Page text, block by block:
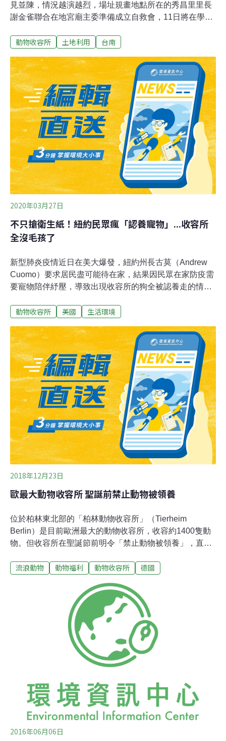
見並陳，情況越演越烈，場址規畫地點所在的秀昌里里長
謝金雀聯合在地宮廟主委準備成立自救會，11日將在學甲
葬完成後閒置迄今，台南市府計畫利用2公頃土地來設置
景、生態滯洪池、季節性植栽造景以及周圍的阻隔林帶，
再加上動物認養區、動保教育區、污水處理廠等設施，目
前仍然在先期的規畫階段。場址所在地秀昌里里長謝金雀
發出通知單，指出市府農業局設置收容所，卻在沒舉辦說
明會、未獲得里民同意情形下，就動用200萬元經費執行
規畫設計，且公墓地仍有祖先魂魄在，且蓋園區會影響周
邊養殖業及居民身心健康，因此將成立自救會，呼籲鄉親
站出來。
動物收容所 土地利用 台南
2020年03月27日
不只搶衛生紙！紐約民眾瘋「認養寵物」...收容所
全沒毛孩了
新型肺炎疫情近日在美大爆發，紐約州長古莫（Andrew
Cuomo）要求居民盡可能待在家，結果因民眾在家防疫需
要寵物陪伴紓壓，導致出現收容所的狗全被認養走的情
「Best Friends Animal Society」近日即指出，在這兩星
然是將飼養貓狗視為防疫紓解壓力的方法。「Muddy
Paws Rescue」總監安娜（Anna Lai）表示，現在我們機
構完全沒有狗可供認領，這是個大問題。「Best Friends
Animal Society」執行官朱莉（Julie Castle）說，民眾成
群結隊的來認養寵物，我沒看過美國人民這麼團結。
動物收容所 美國 生活環境
2018年12月23日
歐最大動物收容所 聖誕前禁止動物被領養
位於柏林東北部的「柏林動物收容所」（Tierheim
Berlin）是目前歐洲最大的動物收容所，收容約1400隻動
物。但收容所在聖誕節前明令「禁止動物被領養」，直到
淪為「放在聖誕樹下的禮物」，避免節日過後，領養者發
容所」佔地約16公頃，聘用173名工作人員、8名獸醫，也
有500至800名義工協助清潔及遛狗。收容所一年的經營成
本估計達800萬歐元（約2.8億元台幣），主要靠捐款來維
持。收容所發言人卡明斯基（Beate Kaminski）指，不少
人在聖誕節前到收容所領養動物，要把牠們當聖誕禮物送
人，但當假日過後、熱情冷卻，或開始意識到飼養動物得
面對的實際困難，於是又把動物遺棄，其中以海龜、烏
今年規定，聖誕節前不開放民眾領養，希望令人們反思。
流浪動物 動物福利 動物收容所 德國
2016年06月06日